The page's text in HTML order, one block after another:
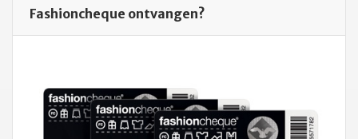
Fashioncheque ontvangen?